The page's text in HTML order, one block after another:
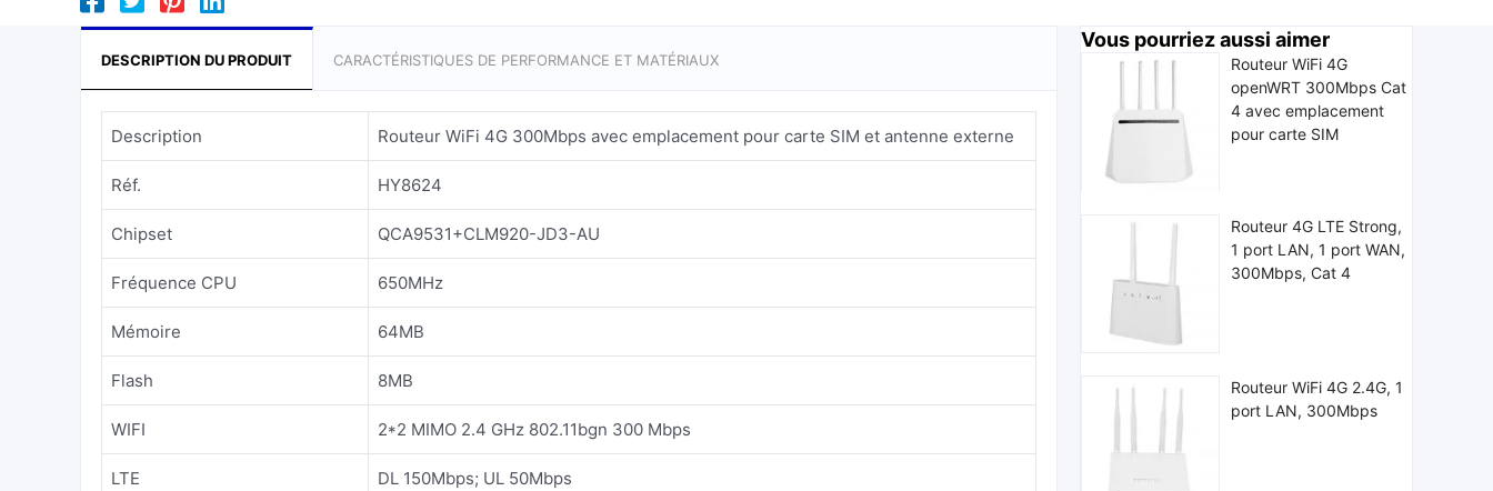
DESCRIPTION DU PRODUIT CARACTÉRISTIQUES DE PERFORMANCE ET MATÉRIAUX
Description Routeur WiFi 4G 300Mbps avec emplacement pour carte SIM et antenne externe
Réf. HY8624
Chipset QCA9531+CLM920-JD3-AU
Fréquence CPU 650MHz
Mémoire 64MB
Flash 8MB
WIFI 2*2 MIMO 2.4 GHz 802.11bgn 300 Mbps
LTE DL 150Mbps; UL 50Mbps
Vous pourriez aussi aimer
Routeur WiFi 4G
openWRT 300Mbps Cat
4 avec emplacement
pour carte SIM
Routeur 4G LTE Strong,
1 port LAN, 1 port WAN,
300Mbps, Cat 4
Routeur WiFi 4G 2.4G, 1
port LAN, 300Mbps